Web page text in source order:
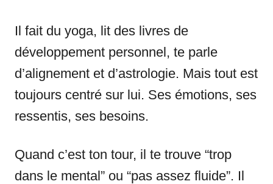
Il fait du yoga, lit des livres de
développement personnel, te parle
d’alignement et d’astrologie. Mais tout est
toujours centré sur lui. Ses émotions, ses
ressentis, ses besoins.
Quand c’est ton tour, il te trouve “trop
dans le mental” ou “pas assez fluide”. Il